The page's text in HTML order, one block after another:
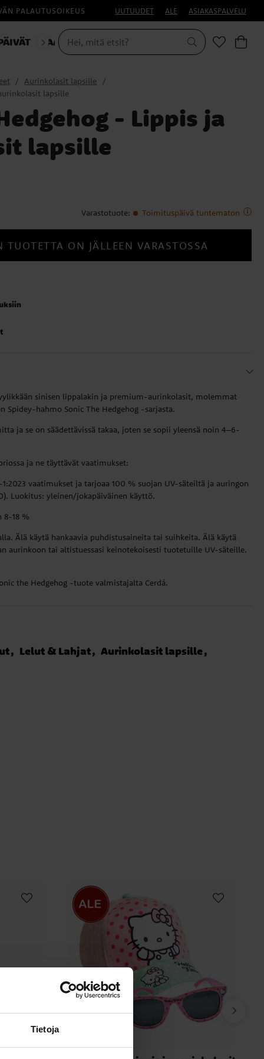
Tietoja
PALAUTUSOIKEUS UUTUUDET ALE ASIAKASPALVELU
NAAMIAISET HALLOWEEN
Aurinkolasit lapsille
lapsille
- Lippis ja
lapsille
Varastotuote: Toimituspäivä tuntematon
ON JÄLLEEN VARASTOSSA
sinisen lippalakin ja premium-aurinkolasit, molemmat
Spidey-hahmo Sonic The Hedgehog -sarjasta.
ja se on säädettävissä takaa, joten se sopii yleensä noin 4–6-
ja ne täyttävät vaatimukset:
1:2023 vaatimukset ja tarjoaa 100 % suojan UV-säteiltä ja auringon
Luokitus: yleinen/jokapäiväinen käyttö.
8-18 %
Älä käytä hankaavia puhdistusaineita tai suihkeita. Älä käytä
aurinkoon tai altistuessasi keinotekoisesti tuotetuille UV-säteille.
the Hedgehog -tuote valmistajalta Cerdá.
Lelut & Lahjat
Aurinkolasit lapsille